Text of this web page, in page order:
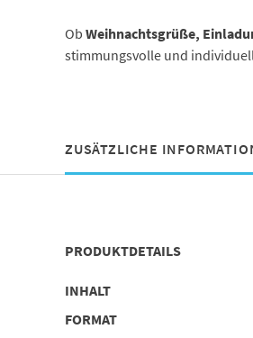
Ob Weihnachtsgrüße,
stimmungsvolle und
ZUSÄTZLICHE
PRODUKTDETAILS
INHALT
FORMAT